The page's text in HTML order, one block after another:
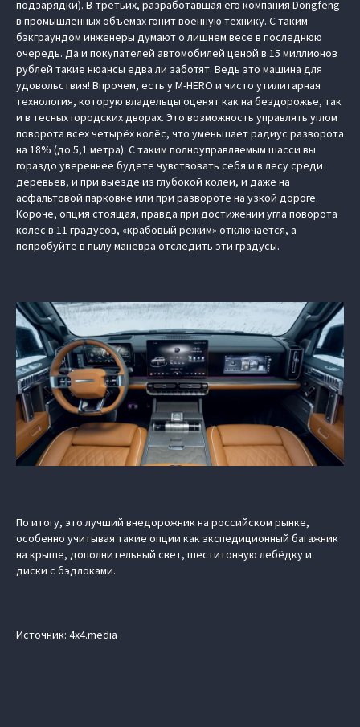
подзарядки). В-третьих, разработавшая его компания Dongfeng
в промышленных объёмах гонит военную технику. С таким
бэкграундом инженеры думают о лишнем весе в последнюю
очередь. Да и покупателей автомобилей ценой в 15 миллионов
рублей такие нюансы едва ли заботят. Ведь это машина для
удовольствия! Впрочем, есть у M‑HERO и чисто утилитарная
технология, которую владельцы оценят как на бездорожье, так
и в тесных городских дворах. Это возможность управлять углом
поворота всех четырёх колёс, что уменьшает радиус разворота
на 18% (до 5,1 метра). С таким полноуправляемым шасси вы
гораздо увереннее будете чувствовать себя и в лесу среди
деревьев, и при выезде из глубокой колеи, и даже на
асфальтовой парковке или при развороте на узкой дороге.
Короче, опция стоящая, правда при достижении угла поворота
колёс в 11 градусов, «крабовый режим» отключается, а
попробуйте в пылу манёвра отследить эти градусы.
По итогу, это лучший внедорожник на российском рынке,
особенно учитывая такие опции как экспедиционный багажник
на крыше, дополнительный свет, шеститонную лебёдку и
диски с бэдлоками.
Источник: 4x4.media